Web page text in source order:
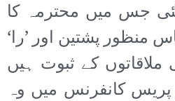
جس میں محترمہ کا
منظور پشتین اور ’را‘
کے ثبوت ہیں
کانفرنس میں وہ